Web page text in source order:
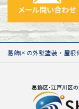
葛飾区の外壁塗装・屋根